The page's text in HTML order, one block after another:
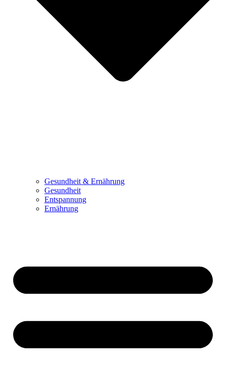
Gesundheit & Ernährung
Gesundheit
Entspannung
Ernährung